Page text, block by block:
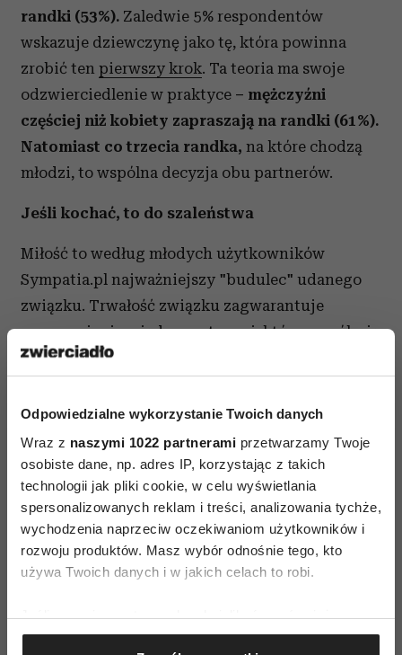
Odpowiedzialne wykorzystanie Twoich danych
Wraz z naszymi 1022 partnerami przetwarzamy Twoje
osobiste dane, np. adres IP, korzystając z takich
technologii jak pliki cookie, w celu wyświetlania
spersonalizowanych reklam i treści, analizowania tychże,
wychodzenia naprzeciw oczekiwaniom użytkowników i
rozwoju produktów. Masz wybór odnośnie tego, kto
używa Twoich danych i w jakich celach to robi.
Jeśli wyrazisz na to zgodę, chcielibyśmy również:
Gromadzić dane dotyczące Twojej lokalizacji
randki (53%). Zaledwie 5% respondentów
wskazuje dziewczynę jako tę, która powinna
zrobić ten pierwszy krok. Ta teoria ma swoje
odzwierciedlenie w praktyce – mężczyźni
częściej niż kobiety zapraszają na randki (61%).
Natomiast co trzecia randka, na które chodzą
młodzi, to wspólna decyzja obu partnerów.
Jeśli kochać, to do szaleństwa
Miłość to według młodych użytkowników
Sympatia.pl najważniejszy "budulec" udanego
związku. Trwałość związku zagwarantuje
porozumienie między parterami, którzy spróbują
wspólnie rozwiązywać swoje problemy (69%)
dzielić poglądy i zainteresowania.
Małżeństwo i rodzina?
Zdecydowana większość młodych chcezałożyć
rodzinęi mieć dzieci (9 na 10 badanych), chociaż
jeszcze o tym nie myślą i twierdzą, że na
realizację tego celu mają jeszcze czas. Chcą się
poczucie, że wiązanie się z kimś na takim etapie